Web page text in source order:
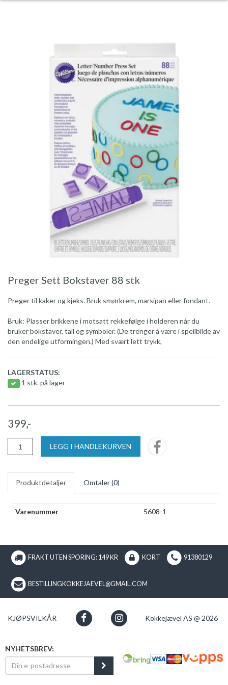
Preger Sett Bokstaver 88 stk
Preger til kaker og kjeks. Bruk smørkrem, marsipan eller fondant.
Bruk: Plasser brikkene i motsatt rekkefølge i holderen når du
bruker bokstaver, tall og symboler. (De trenger å være i speilbilde av
den endelige utformingen.) Med svært lett trykk,
LAGERSTATUS:
1 stk. på lager
399,-
LEGG I HANDLEKURVEN
Produktdetaljer Omtaler (0)
Varenummer 5608-1
FRAKT UTEN SPORING: 149 KR KORT 91380129
BESTILLINGKOKKEJAEVEL@GMAIL.COM
KJØPSVILKÅR Kokkejævel AS @ 2026
NYHETSBREV: